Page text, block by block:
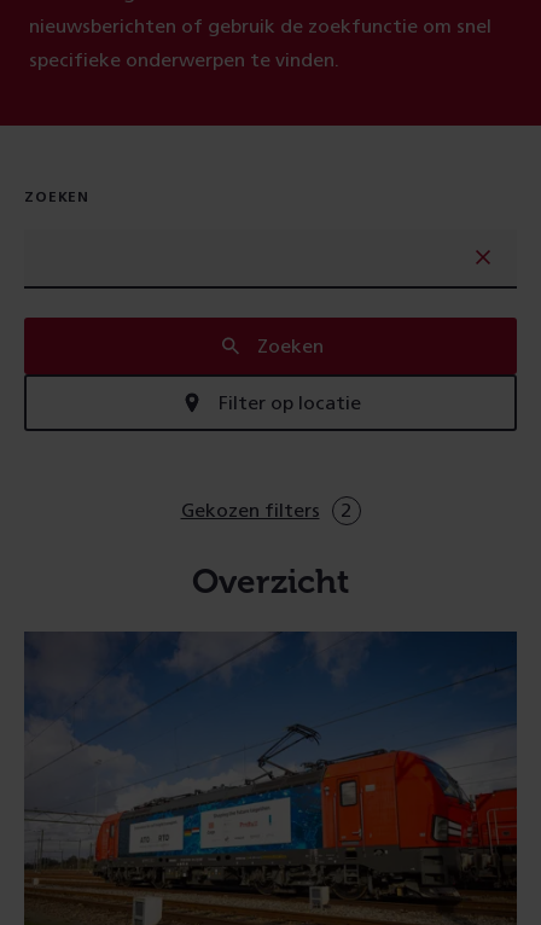
nieuwsberichten of gebruik de zoekfunctie om snel
specifieke onderwerpen te vinden.
ZOEKEN
Zoeken
Filter op locatie
Gekozen filters 2
Overzicht